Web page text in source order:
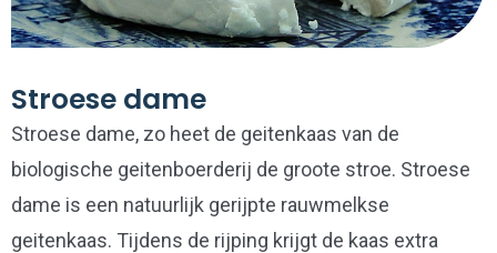
Stroese dame
Stroese dame, zo heet de geitenkaas van de
biologische geitenboerderij de groote stroe. Stroese
dame is een natuurlijk gerijpte rauwmelkse
geitenkaas. Tijdens de rijping krijgt de kaas extra